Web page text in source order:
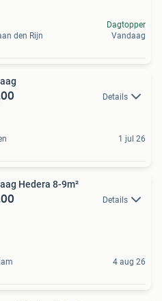
den Rijn
Dagtopper
Vandaag
Details
1 jul 26
Hedera 8-9m²
Details
4 aug 26